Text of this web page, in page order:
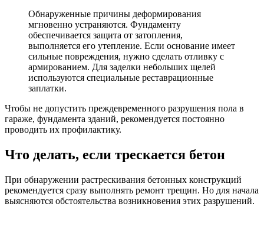
Обнаруженные причины деформирования
мгновенно устраняются. Фундаменту
обеспечивается защита от затопления,
выполняется его утепление. Если основание имеет
сильные повреждения, нужно сделать отливку с
армированием. Для заделки небольших щелей
используются специальные реставрационные
заплатки.
Чтобы не допустить преждевременного разрушения пола в
гараже, фундамента зданий, рекомендуется постоянно
проводить их профилактику.
Что делать, если трескается бетон
При обнаружении растрескивания бетонных конструкций
рекомендуется сразу выполнять ремонт трещин. Но для начала
выясняются обстоятельства возникновения этих разрушений.